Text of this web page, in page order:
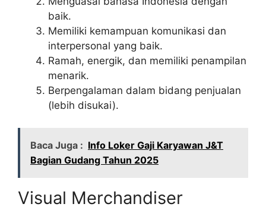
baik.
Memiliki kemampuan komunikasi dan
interpersonal yang baik.
Ramah, energik, dan memiliki penampilan
menarik.
Berpengalaman dalam bidang penjualan
(lebih disukai).
Baca Juga : Info Loker Gaji Karyawan J&T
Bagian Gudang Tahun 2025
Visual Merchandiser